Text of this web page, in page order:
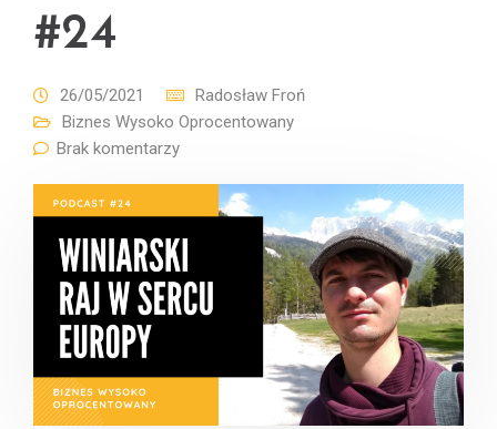
#24
26/05/2021
Radosław Froń
Biznes Wysoko Oprocentowany
Brak komentarzy